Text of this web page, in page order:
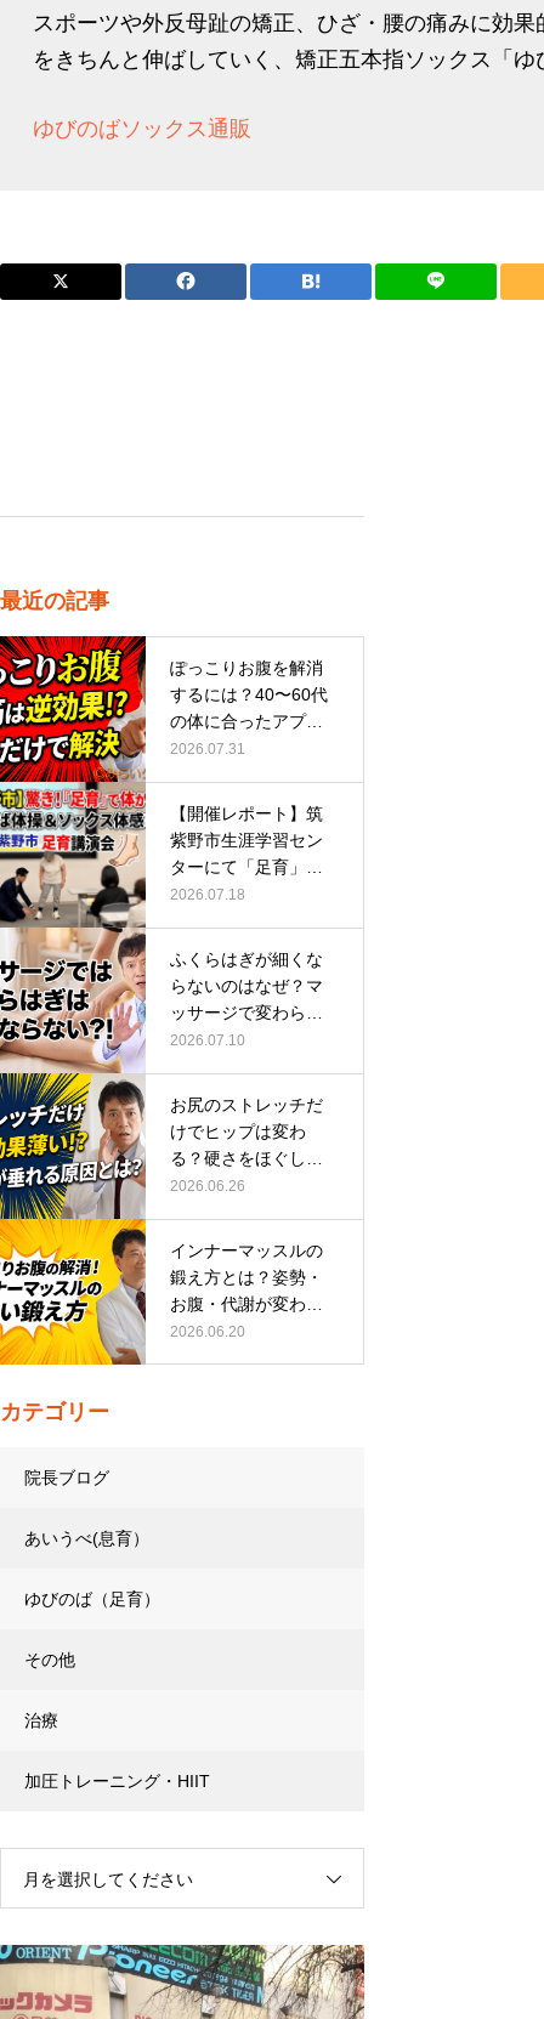
スポーツや外反母趾の矯正、ひざ・腰の痛みに効
をきちんと伸ばしていく、矯正五本指ソックス「
ゆびのばソックス通販
最近の記事
ぽっこりお腹を解消
するには？40〜60代
の体に合ったアプロ
ーチ
2026.07.31
【開催レポート】筑
紫野市生涯学習セン
ターにて「足育」講
演会に登壇し…
2026.07.18
ふくらはぎが細くな
らないのはなぜ？マ
ッサージで変わらな
い根本原因
2026.07.10
お尻のストレッチだ
けでヒップは変わ
る？硬さをほぐして
整える正しい方…
2026.06.26
インナーマッスルの
鍛え方とは？姿勢・
お腹・代謝が変わる
トレーニング…
2026.06.20
カテゴリー
院長ブログ
あいうべ(息育）
ゆびのば（足育）
その他
治療
加圧トレーニング・HIIT
月を選択してください